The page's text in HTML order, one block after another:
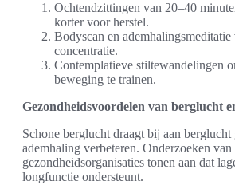
Ochtendzittingen van 20–40
korter voor herstel.
Bodyscan en
concentratie.
Contemplatieve stiltewandelingen
beweging te trainen.
Gezondheidsvoordelen van berglucht
Schone berglucht draagt bij aan berglucht
ademhaling verbeteren. Onderzoeken
gezondheidsorganisaties tonen aan dat
longfunctie ondersteunt.